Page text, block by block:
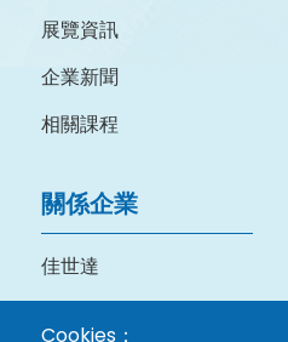
展覽資訊
企業新聞
相關課程
關係企業
佳世達
Cookies：